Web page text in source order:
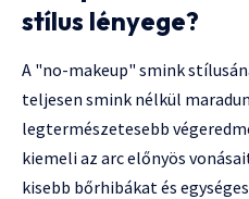
stílus lényege?
A "no-makeup" smink
teljesen smink nélkül
legtermészetesebb
kiemeli az arc előnyös
kisebb bőrhibákat és